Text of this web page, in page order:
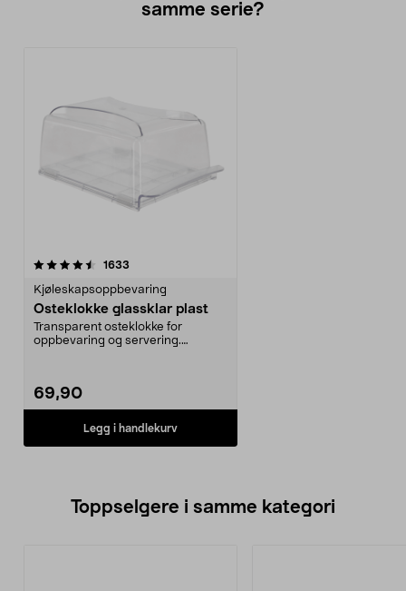
samme serie?
1633
Kjøleskapsoppbevaring
Osteklokke glassklar plast
Transparent osteklokke for
oppbevaring og servering.
69,90
Legg i handlekurv
Toppselgere i samme kategori